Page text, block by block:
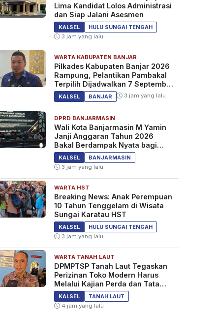
Lima Kandidat Lolos Administrasi
dan Siap Jalani Asesmen
KALSEL
HULU SUNGAI TENGAH
3 jam yang lalu
WARTA KABUPATEN BANJAR
Pilkades Kabupaten Banjar 2026
Rampung, Pelantikan Pambakal
Terpilih Dijadwalkan 7 September
2026
KALSEL BANJAR 3 jam yang lalu
DPRD BANJARMASIN
Wali Kota Banjarmasin M Yamin
Janji Anggaran Tahun 2026
Bakal Berdampak Nyata bagi
Masyarakat&nbsp;
KALSEL
BANJARMASIN
3 jam yang lalu
WARTA HST
Breaking News: Anak Perempuan
10 Tahun Tenggelam di Wisata
Sungai Karatau HST
KALSEL
HULU SUNGAI TENGAH
3 jam yang lalu
WARTA TANAH LAUT
DPMPTSP Tanah Laut Tegaskan
Perizinan Toko Modern Harus
Melalui Kajian Perda dan Tata
Ruang
KALSEL
TANAH LAUT
4 jam yang lalu